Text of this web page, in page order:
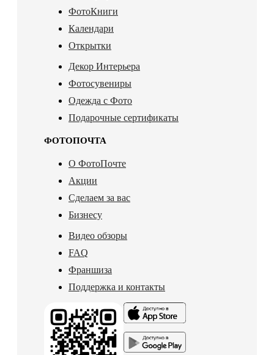
ФотоКниги
Календари
Открытки
Декор Интерьера
Фотосувениры
Одежда с Фото
Подарочные сертификаты
ФОТОПОЧТА
О ФотоПочте
Акции
Сделаем за вас
Бизнесу
Видео обзоры
FAQ
Франшиза
Поддержка и контакты